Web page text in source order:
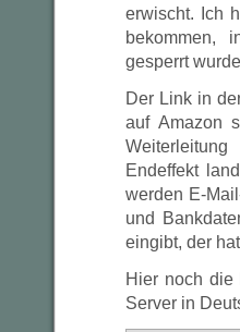
erwischt. Ich
bekommen,
gesperrt
Der Link in
auf Amazon
Endeffekt
werden E-
und
eingibt, der
Hier noch die
Server in